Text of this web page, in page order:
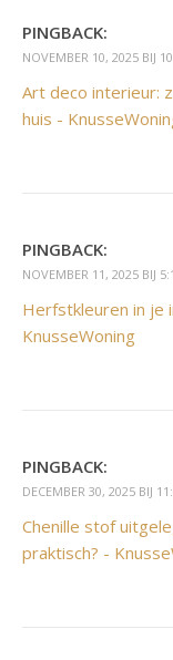
PINGBACK:
NOVEMBER 10, 2025 BIJ
Art deco interieur:
huis -
PINGBACK:
NOVEMBER 11, 2025 BIJ
Herfstkleuren in je
KnusseWoning
PINGBACK:
DECEMBER 30, 2025 BIJ
Chenille stof
praktisch? -